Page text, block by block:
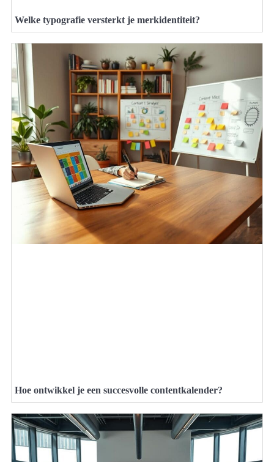
Welke typografie versterkt je merkidentiteit?
Hoe ontwikkel je een succesvolle contentkalender?